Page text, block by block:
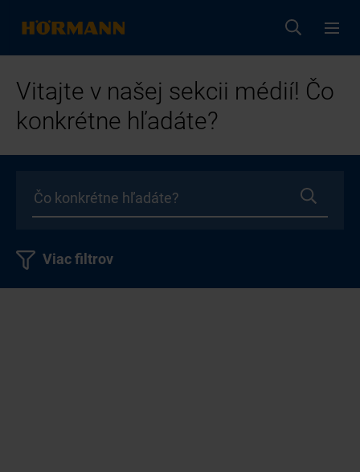
Vitajte v našej sekcii médií! Čo
konkrétne hľadáte?
Viac filtrov